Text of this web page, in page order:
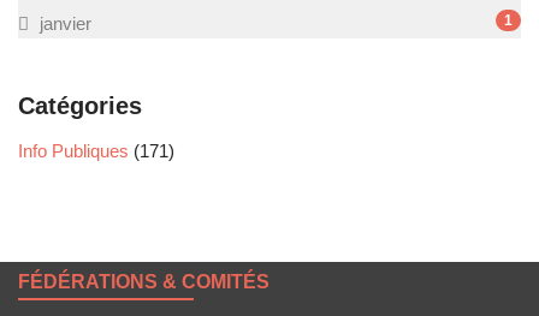
janvier 1
Catégories
Info Publiques (171)
FÉDÉRATIONS & COMITÉS